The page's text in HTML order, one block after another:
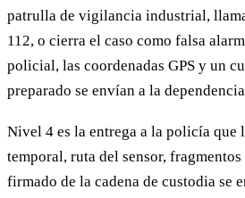
patrulla de vigilancia industrial,
112, o cierra el caso como falsa
policial, las coordenadas GPS y un
preparado se envían a la
Nivel 4 es la entrega a la policía que
temporal, ruta del sensor,
firmado de la cadena de custodia se